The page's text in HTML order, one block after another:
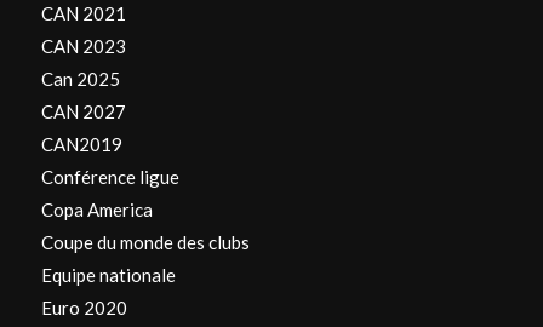
CAN 2021
CAN 2023
Can 2025
CAN 2027
CAN2019
Conférence ligue
Copa America
Coupe du monde des clubs
Equipe nationale
Euro 2020